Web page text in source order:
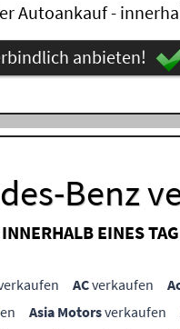
Autoankauf -
anbieten!
Benz
EINES
ACverkaufen
Asia Motorsverkaufen